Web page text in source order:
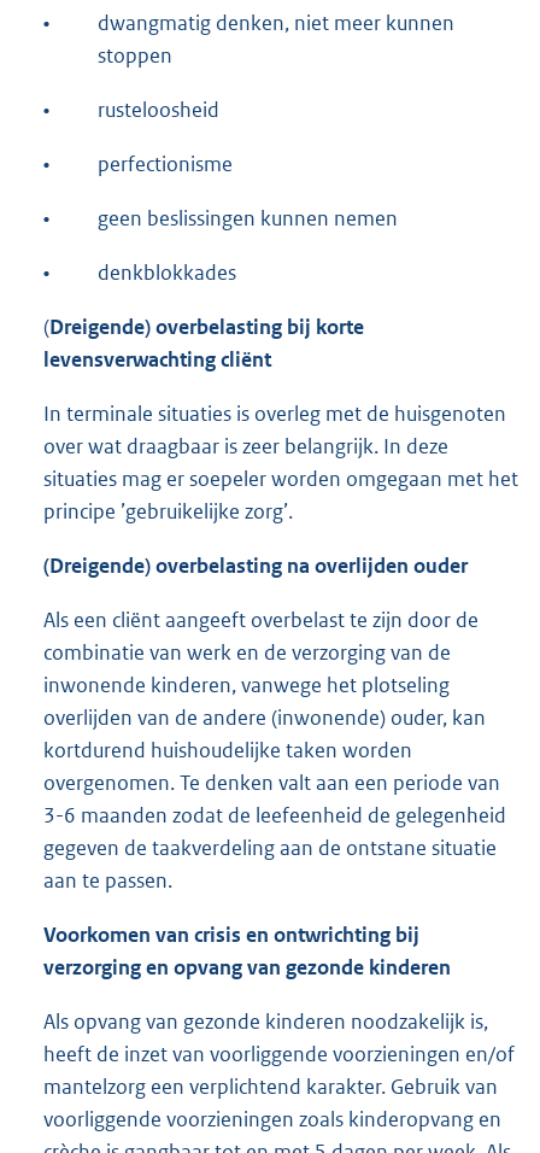
•
dwangmatig denken, niet meer kunnen
stoppen
• rusteloosheid
• perfectionisme
• geen beslissingen kunnen nemen
• denkblokkades
(Dreigende) overbelasting bij korte
levensverwachting cliënt
In terminale situaties is overleg met de huisgenoten
over wat draagbaar is zeer belangrijk. In deze
situaties mag er soepeler worden omgegaan met het
principe ’gebruikelijke zorg’.
(Dreigende) overbelasting na overlijden ouder
Als een cliënt aangeeft overbelast te zijn door de
combinatie van werk en de verzorging van de
inwonende kinderen, vanwege het plotseling
overlijden van de andere (inwonende) ouder, kan
kortdurend huishoudelijke taken worden
overgenomen. Te denken valt aan een periode van
3-6 maanden zodat de leefeenheid de gelegenheid
gegeven de taakverdeling aan de ontstane situatie
aan te passen.
Voorkomen van crisis en ontwrichting bij
verzorging en opvang van gezonde kinderen
Als opvang van gezonde kinderen noodzakelijk is,
heeft de inzet van voorliggende voorzieningen en/of
mantelzorg een verplichtend karakter. Gebruik van
voorliggende voorzieningen zoals kinderopvang en